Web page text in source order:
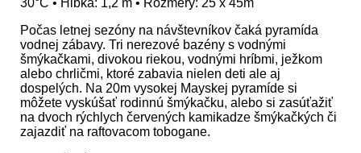
30°C • Hĺbka: 1,2 m • Rozmery: 25 x 45m
Počas letnej sezóny na návštevníkov čaká pyramída
vodnej zábavy. Tri nerezové bazény s vodnými
šmýkačkami, divokou riekou, vodnými hríbmi, ježkom
alebo chrličmi, ktoré zabavia nielen deti ale aj
dospelých. Na 20m vysokej Mayskej pyramíde si
môžete vyskúšať rodinnú šmýkačku, alebo si zasúťažiť
na dvoch rýchlych červených kamikadze šmýkačkých či
zajazdiť na raftovacom tobogane.